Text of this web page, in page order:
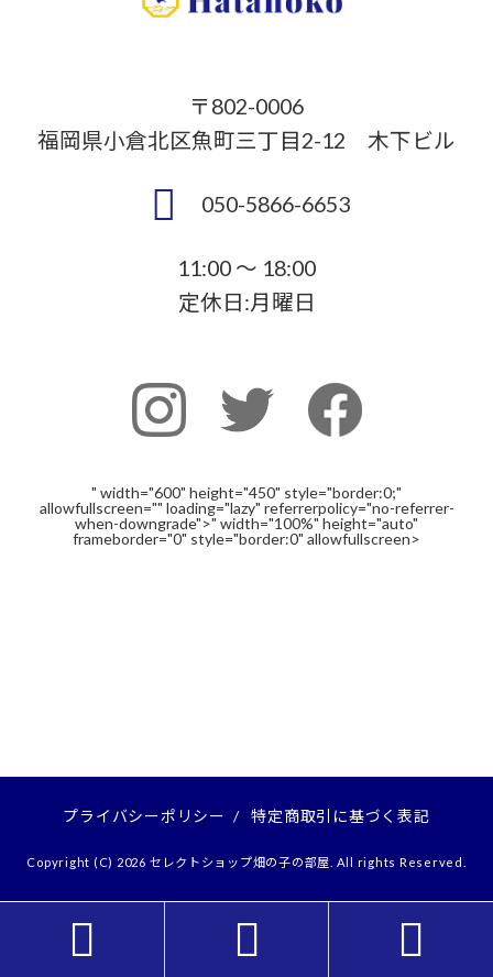
〒802-0006
福岡県小倉北区魚町三丁目2-12 木下ビル
050-5866-6653
11:00 ～ 18:00
定休日:月曜日
" width="600" height="450" style="border:0;"
allowfullscreen="" loading="lazy" referrerpolicy="no-referrer-
when-downgrade">" width="100%" height="auto"
frameborder="0" style="border:0" allowfullscreen>
プライバシーポリシー / 特定商取引に基づく表記
Copyright (C) 2026 セレクトショップ畑の子の部屋. All rights Reserved.
  